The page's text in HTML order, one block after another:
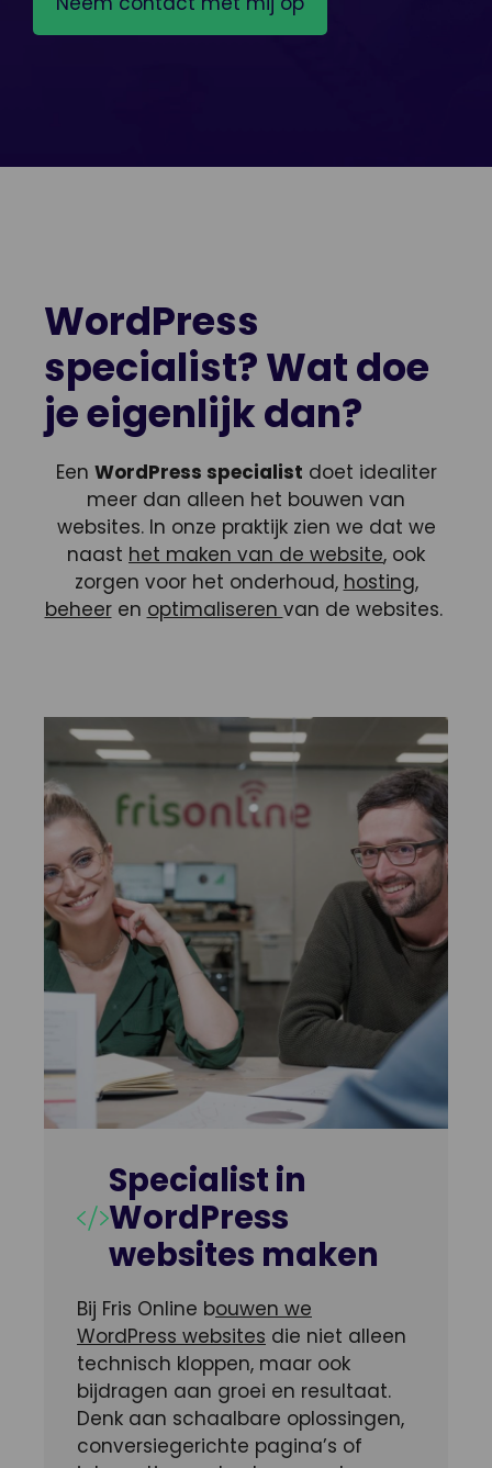
WordPress
specialist? Wat doe
je eigenlijk dan?
Een WordPress specialist doet idealiter
meer dan alleen het bouwen van
websites. In onze praktijk zien we dat we
naast het maken van de website, ook
zorgen voor het onderhoud, hosting,
beheeren optimaliseren van de websites.
Specialist in
WordPress
websites maken
Bij Fris Online bouwen we
WordPress websites die niet alleen
technisch kloppen, maar ook
bijdragen aan groei en resultaat.
Denk aan schaalbare oplossingen,
conversiegerichte pagina’s of